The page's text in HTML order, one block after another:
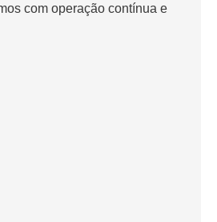
com operação contínua e